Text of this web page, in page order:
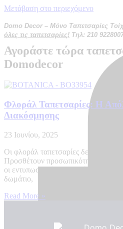
Μετάβαση στο περιεχόμενο
Domo Decor – Μόνο Ταπετσαρίες
όλες τις ταπετσαρίες! Τηλ: 210
Αγοράστε τώρα
Domodecor
Φλοράλ Ταπετσαρίες: Η
Διακόσμησης
23 Ιουνίου, 2025
Οι φλοράλ ταπετσαρίες δεν
Προσθέτουν προσωπικότητα και
οι εντυπωσιακές και πολύχρωμες
δωμάτιο,
Read More »